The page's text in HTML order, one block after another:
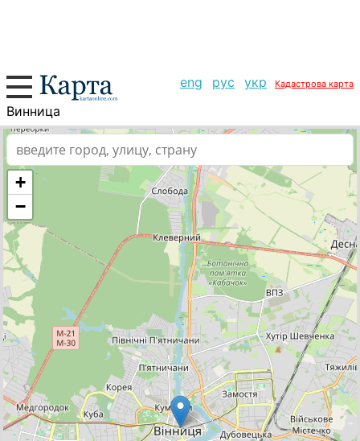
eng рус укр Кадастрова карта
Винница
+
−